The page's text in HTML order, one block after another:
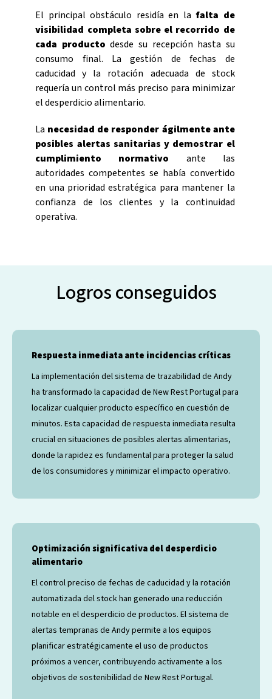
El principal obstáculo residía en lafalta de
visibilidad completa sobre el recorrido de
cada producto desde su recepción hasta su
consumo final. La gestión de fechas de
caducidad y la rotación adecuada de stock
requería un control más preciso para minimizar
el desperdicio alimentario.
La necesidad de responder ágilmente ante
posibles alertas sanitarias y demostrar el
cumplimiento normativo ante las
autoridades competentes se había convertido
en una prioridad estratégica para mantener la
confianza de los clientes y la continuidad
operativa.
Logros conseguidos
Respuesta inmediata ante incidencias críticas
La implementación del sistema de trazabilidad de Andy
ha transformado la capacidad de New Rest Portugal para
localizar cualquier producto específico en cuestión de
minutos. Esta capacidad de respuesta inmediata resulta
crucial en situaciones de posibles alertas alimentarias,
donde la rapidez es fundamental para proteger la salud
de los consumidores y minimizar el impacto operativo.
Optimización significativa del desperdicio
alimentario
El control preciso de fechas de caducidad y la rotación
automatizada del stock han generado una reducción
notable en el desperdicio de productos. El sistema de
alertas tempranas de Andy permite a los equipos
planificar estratégicamente el uso de productos
próximos a vencer, contribuyendo activamente a los
objetivos de sostenibilidad de New Rest Portugal.